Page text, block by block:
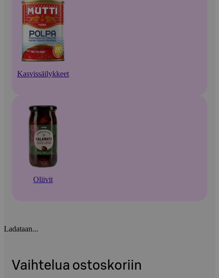
Kasvissäilykkeet
Oliivit
Ladataan...
Vaihtelua ostoskoriin